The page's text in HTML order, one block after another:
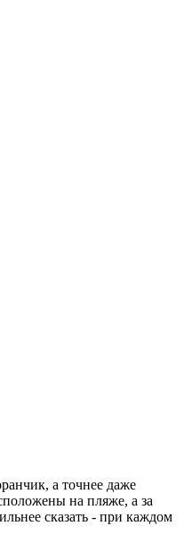
а точнее даже
на пляже, а за
сказать - при каждом